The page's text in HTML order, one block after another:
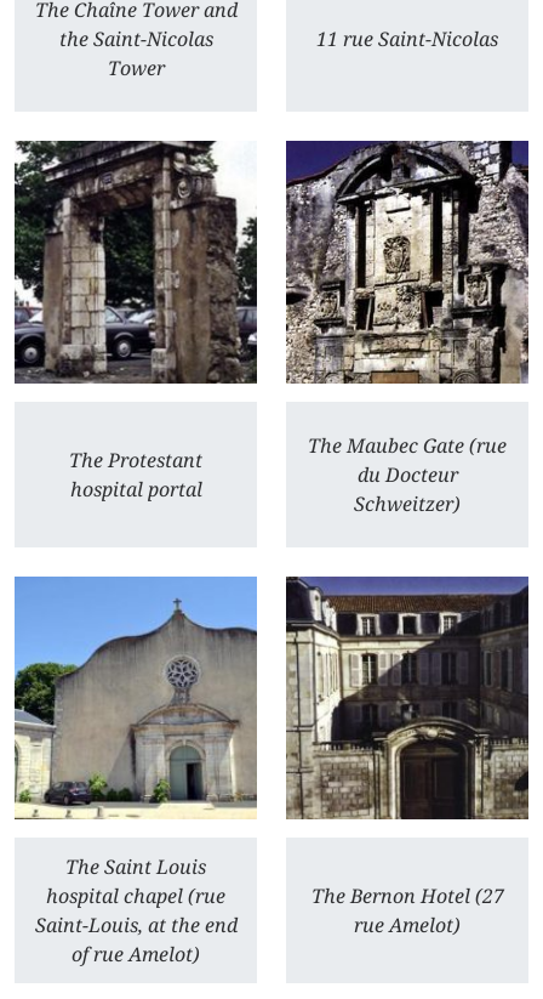
The Chaîne Tower and
the Saint-Nicolas
Tower
11 rue Saint-Nicolas
The Protestant
hospital portal
The Maubec Gate (rue
du Docteur
Schweitzer)
The Saint Louis
hospital chapel (rue
Saint-Louis, at the end
of rue Amelot)
The Bernon Hotel (27
rue Amelot)